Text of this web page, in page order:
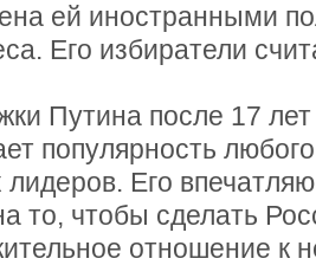
ей иностранными
Его избиратели
Путина после 17
популярность
Его
то, чтобы сделать
отношение к